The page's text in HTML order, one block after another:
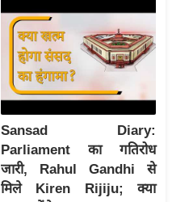
Sansad Diary:
Parliament का गतिरोध
जारी, Rahul Gandhi से
मिले Kiren Rijiju; क्या